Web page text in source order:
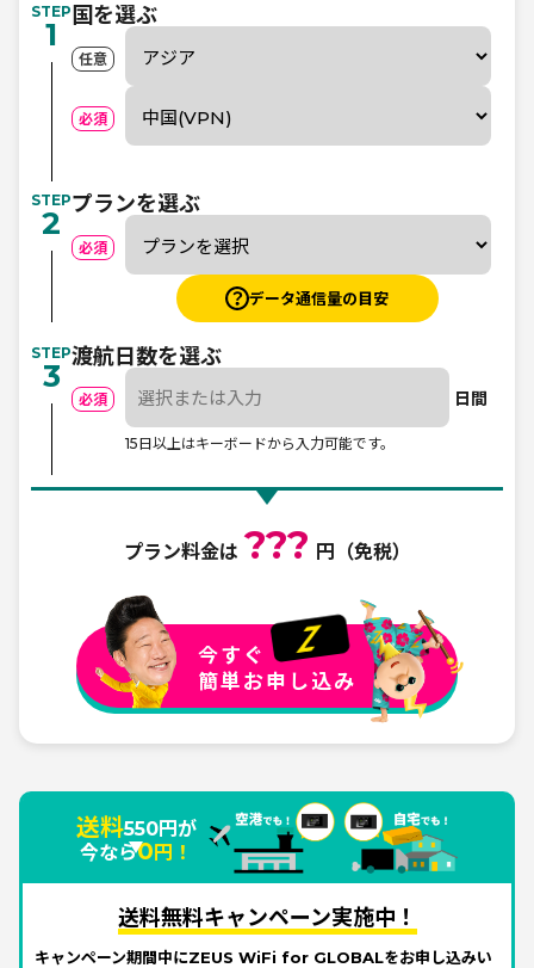
STEP
1 国を選ぶ
任意
必須
STEP
2 プランを選ぶ
必須
データ通信量の目安
STEP
3 渡航日数を選ぶ
必須 日間
15日以上はキーボードから入力可能です。
プラン料金は ??? 円（免税）
今すぐ
簡単お申し込み
送料550円が
今なら0 円！
送料無料キャンペーン実施中！
キャンペーン期間中にZEUS WiFi for GLOBALをお申し込みい